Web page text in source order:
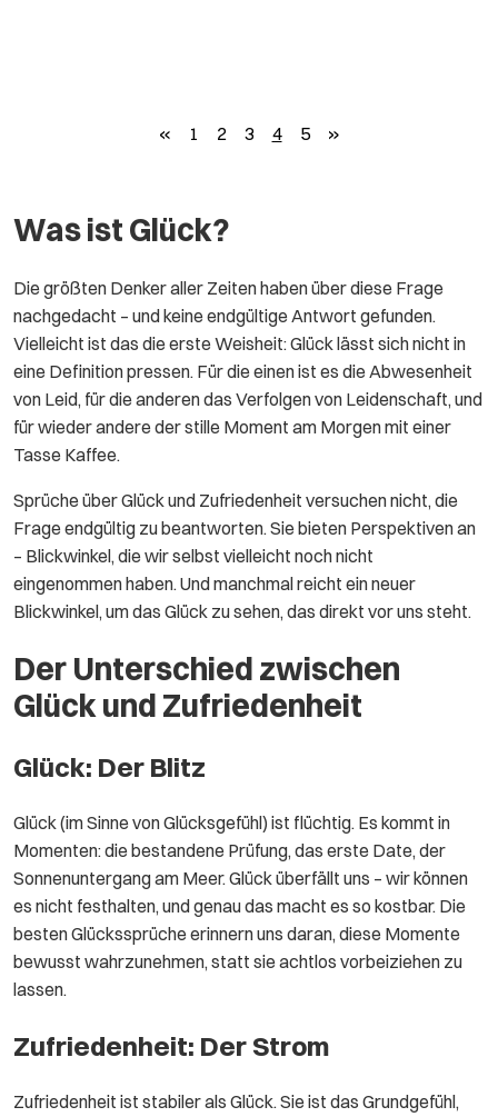
«zurück
1 2 3 4 5 »weiter
Was ist Glück?
Die größten Denker aller Zeiten haben über diese Frage
nachgedacht – und keine endgültige Antwort gefunden.
Vielleicht ist das die erste Weisheit: Glück lässt sich nicht in
eine Definition pressen. Für die einen ist es die Abwesenheit
von Leid, für die anderen das Verfolgen von Leidenschaft, und
für wieder andere der stille Moment am Morgen mit einer
Tasse Kaffee.
Sprüche über Glück und Zufriedenheit versuchen nicht, die
Frage endgültig zu beantworten. Sie bieten Perspektiven an
– Blickwinkel, die wir selbst vielleicht noch nicht
eingenommen haben. Und manchmal reicht ein neuer
Blickwinkel, um das Glück zu sehen, das direkt vor uns steht.
Der Unterschied zwischen
Glück und Zufriedenheit
Glück: Der Blitz
Glück (im Sinne von Glücksgefühl) ist flüchtig. Es kommt in
Momenten: die bestandene Prüfung, das erste Date, der
Sonnenuntergang am Meer. Glück überfällt uns – wir können
es nicht festhalten, und genau das macht es so kostbar. Die
besten Glückssprüche erinnern uns daran, diese Momente
bewusst wahrzunehmen, statt sie achtlos vorbeiziehen zu
lassen.
Zufriedenheit: Der Strom
Zufriedenheit ist stabiler als Glück. Sie ist das Grundgefühl,